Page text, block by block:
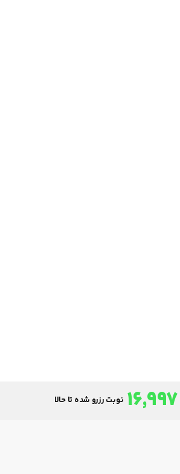
16,997 نوبت رزرو شده تا حالا